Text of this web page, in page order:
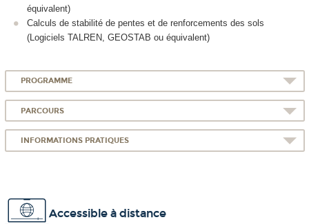
équivalent)
Calculs de stabilité de pentes et de renforcements des sols
(Logiciels TALREN, GEOSTAB ou équivalent)
PROGRAMME
PARCOURS
INFORMATIONS PRATIQUES
Accessible à distance